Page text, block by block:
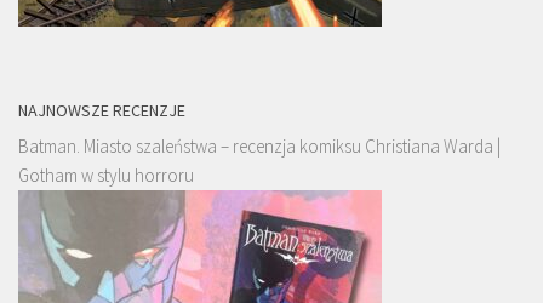
NAJNOWSZE RECENZJE
Batman. Miasto szaleństwa – recenzja komiksu Christiana Warda |
Gotham w stylu horroru